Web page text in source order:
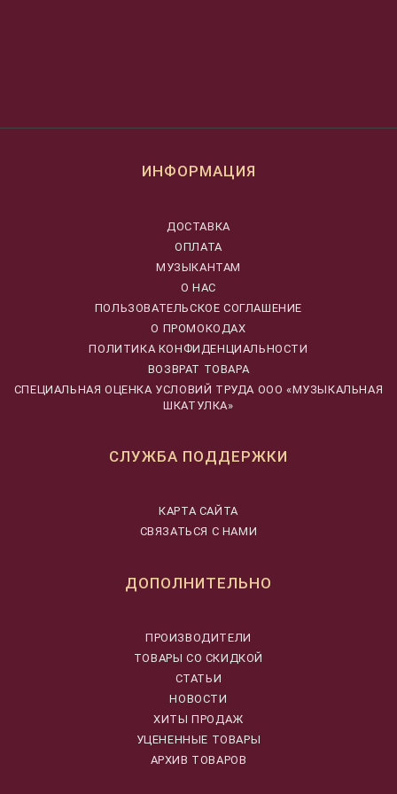
ИНФОРМАЦИЯ
ДОСТАВКА
ОПЛАТА
МУЗЫКАНТАМ
О НАС
ПОЛЬЗОВАТЕЛЬСКОЕ СОГЛАШЕНИЕ
О ПРОМОКОДАХ
ПОЛИТИКА КОНФИДЕНЦИАЛЬНОСТИ
ВОЗВРАТ ТОВАРА
CПЕЦИАЛЬНАЯ ОЦЕНКА УСЛОВИЙ ТРУДА ООО «МУЗЫКАЛЬНАЯ
ШКАТУЛКА»
СЛУЖБА ПОДДЕРЖКИ
КАРТА САЙТА
СВЯЗАТЬСЯ С НАМИ
ДОПОЛНИТЕЛЬНО
ПРОИЗВОДИТЕЛИ
ТОВАРЫ СО СКИДКОЙ
СТАТЬИ
НОВОСТИ
ХИТЫ ПРОДАЖ
УЦЕНЕННЫЕ ТОВАРЫ
АРХИВ ТОВАРОВ